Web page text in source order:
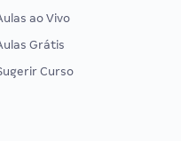
ao Vivo
Grátis
Curso